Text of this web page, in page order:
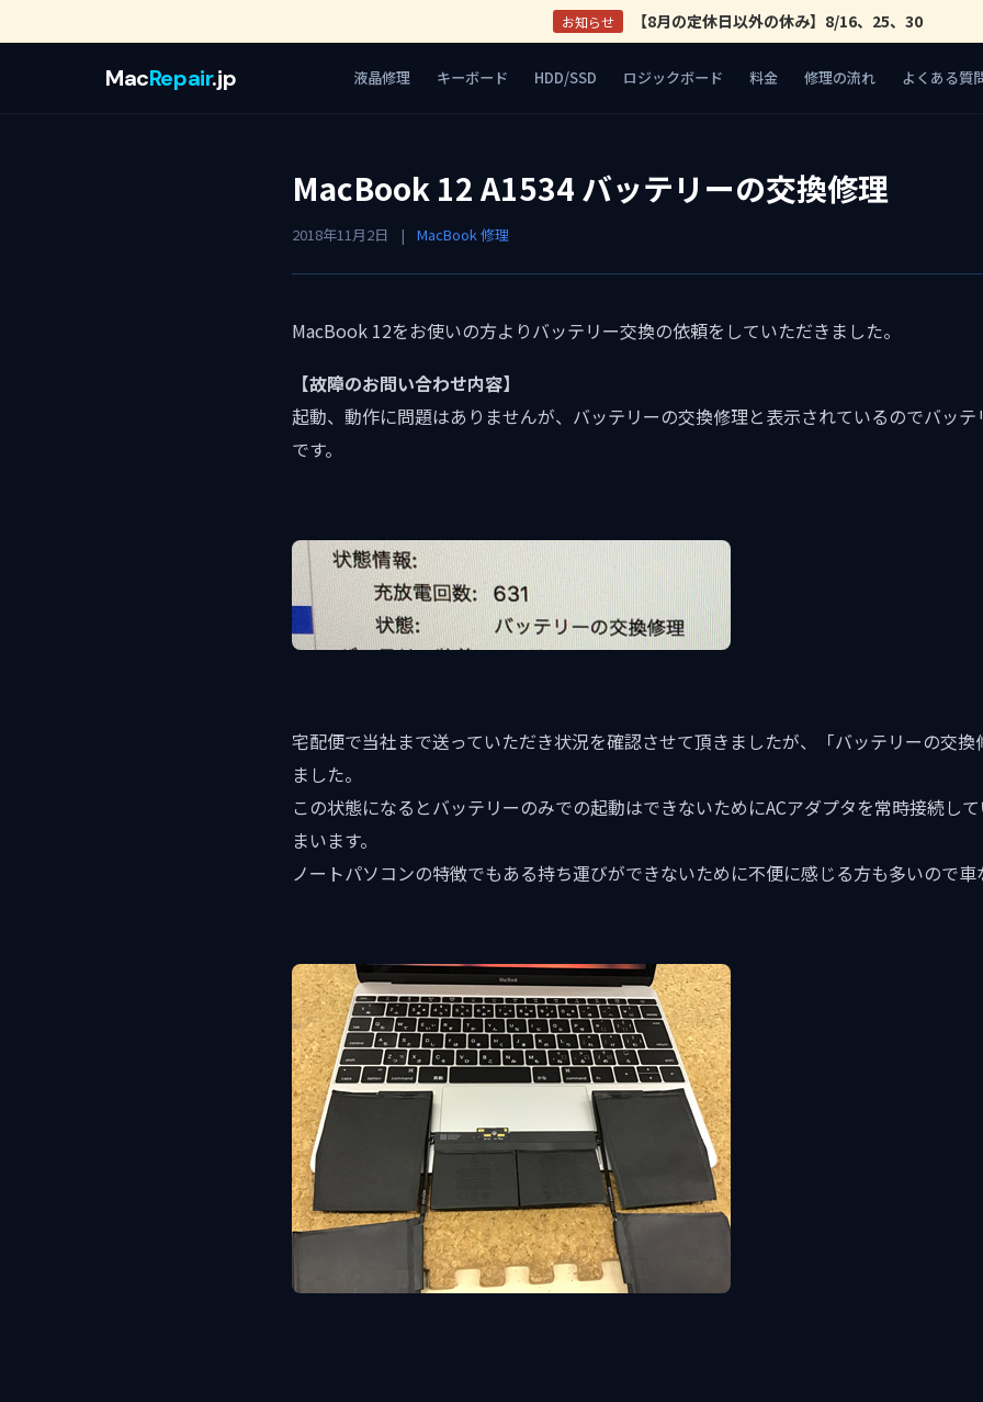
お知らせ 【8月の定休日以外の休み】8/16、25、30
MacRepair.jp 液晶修理 キーボード HDD/SSD ロジックボード 料金 修理の流れ よくある質
MacBook 12 A1534 バッテリーの交換修理
2018年11月2日 | MacBook 修理
MacBook 12をお使いの方よりバッテリー交換の依頼をしていただきました。
【故障のお問い合わせ内容】
起動、動作に問題はありませんが、バッテリーの交換修理と表示されているのでバッ
です。
宅配便で当社まで送っていただき状況を確認させて頂きましたが、「バッテリーの交換
ました。
この状態になるとバッテリーのみでの起動はできないためにACアダプタを常時接続し
まいます。
ノートパソコンの特徴でもある持ち運びができないために不便に感じる方も多いので車